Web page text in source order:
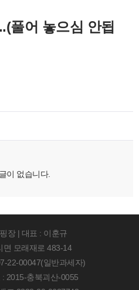
풀어 놓으심 안됩
이 없습니다.
장 | 대표 : 이훈규
면 모래재로 483-14
22-00047(일반과세자)
2015-충북괴산-0055